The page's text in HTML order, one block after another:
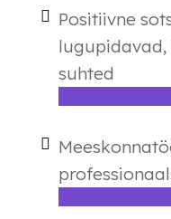
Positiivne
suhted